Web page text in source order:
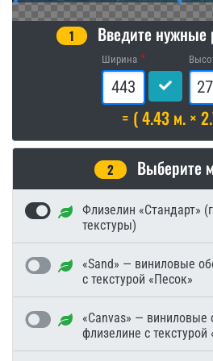
1 Введите нужные
Ширина
= ( 4.43 м. ×
2 Выберите
Флизелин «Стандарт»
текстуры)
«Sand» — виниловые
с текстурой «Песок»
«Canvas» — виниловые
флизелине с текстурой